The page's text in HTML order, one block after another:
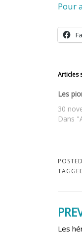
Pour
Articles
Les
30
Dans
Les